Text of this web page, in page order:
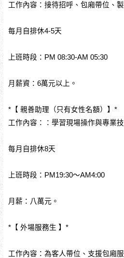
工作內容：接待招呼、包廂帶位、
每月自排休4-5天
上班時段：PM 08:30-AM 05:30
月薪資：6萬元以上。
*【 親善助理（只有女性名額）】*
工作內容：：學習現場操作與專業
每月自排休8天
上班時段：PM19:30～AM4:00
月薪：八萬元。
*【 外場服務生 】*
工作內容：為客人帶位、支援包廂